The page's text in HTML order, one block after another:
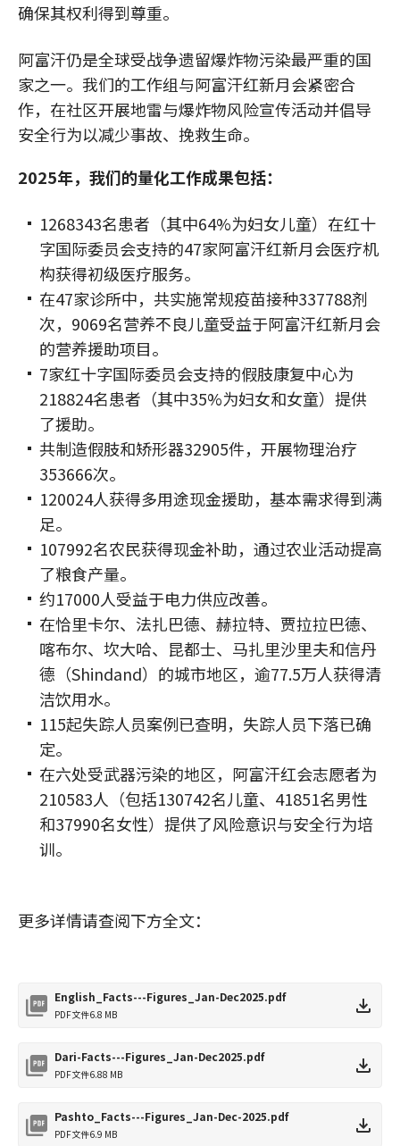
确保其权利得到尊重。
阿富汗仍是全球受战争遗留爆炸物污染最严重的国
家之一。我们的工作组与阿富汗红新月会紧密合
作，在社区开展地雷与爆炸物风险宣传活动并倡导
安全行为以减少事故、挽救生命。
2025年，我们的量化工作成果包括：
1268343名患者（其中64%为妇女儿童）在红十
字国际委员会支持的47家阿富汗红新月会医疗机
构获得初级医疗服务。
在47家诊所中，共实施常规疫苗接种337788剂
次，9069名营养不良儿童受益于阿富汗红新月会
的营养援助项目。
7家红十字国际委员会支持的假肢康复中心为
218824名患者（其中35%为妇女和女童）提供
了援助。
共制造假肢和矫形器32905件，开展物理治疗
353666次。
120024人获得多用途现金援助，基本需求得到满
足。
107992名农民获得现金补助，通过农业活动提高
了粮食产量。
约17000人受益于电力供应改善。
在恰里卡尔、法扎巴德、赫拉特、贾拉拉巴德、
喀布尔、坎大哈、昆都士、马扎里沙里夫和信丹
德（Shindand）的城市地区，逾77.5万人获得清
洁饮用水。
115起失踪人员案例已查明，失踪人员下落已确
定。
在六处受武器污染的地区，阿富汗红会志愿者为
210583人（包括130742名儿童、41851名男性
和37990名女性）提供了风险意识与安全行为培
训。
更多详情请查阅下方全文：
English_Facts---Figures_Jan-Dec2025.pdf
PDF文件6.8 MB
Dari-Facts---Figures_Jan-Dec2025.pdf
PDF文件6.88 MB
Pashto_Facts---Figures_Jan-Dec-2025.pdf
PDF文件6.9 MB